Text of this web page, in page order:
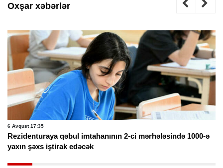
Oxşar xəbərlər
6 Avqust 17:35
Rezidenturaya qəbul imtahanının 2-ci mərhələsində 1000-ə
yaxın şəxs iştirak edəcək